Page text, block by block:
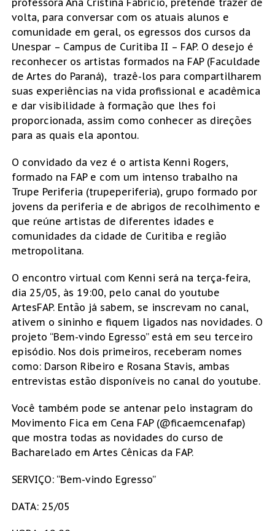
professora Ana Cristina Fabrício, pretende trazer de
volta, para conversar com os atuais alunos e
comunidade em geral, os egressos dos cursos da
Unespar – Campus de Curitiba II – FAP. O desejo é
reconhecer os artistas formados na FAP (Faculdade
de Artes do Paraná), trazê-los para compartilharem
suas experiências na vida profissional e acadêmica
e dar visibilidade à formação que lhes foi
proporcionada, assim como conhecer as direções
para as quais ela apontou.
O convidado da vez é o artista Kenni Rogers,
formado na FAP e com um intenso trabalho na
Trupe Periferia (trupeperiferia), grupo formado por
jovens da periferia e de abrigos de recolhimento e
que reúne artistas de diferentes idades e
comunidades da cidade de Curitiba e região
metropolitana.
O encontro virtual com Kenni será na terça-feira,
dia 25/05, às 19:00, pelo canal do youtube
ArtesFAP. Então já sabem, se inscrevam no canal,
ativem o sininho e fiquem ligados nas novidades. O
projeto “Bem-vindo Egresso” está em seu terceiro
episódio. Nos dois primeiros, receberam nomes
como: Darson Ribeiro e Rosana Stavis, ambas
entrevistas estão disponíveis no canal do youtube.
Você também pode se antenar pelo instagram do
Movimento Fica em Cena FAP (@ficaemcenafap)
que mostra todas as novidades do curso de
Bacharelado em Artes Cênicas da FAP.
SERVIÇO: “Bem-vindo Egresso”
DATA: 25/05